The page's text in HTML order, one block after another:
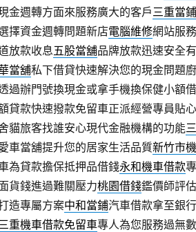
金週轉方面來服務廣大的客戶三重當鋪
擇資金週轉問題新店電腦維修網站服
放款收息五股當舖品牌放款迅速安全
當舖私下借貸快速解決您的現金問題
過辦門號換現金或拿手機換保健小額
貸款快速撥款免留車正派經營專員貼
貓旅客找誰安心現代金融機構的功能
車當舖提升您的居家生活品質新竹市
為貸款擔保抵押品借錢永和機車借款
貨錢進過難關壓力桃園借錢鑑價師評
造專屬方案中和當鋪汽車借款拿至銀
重機車借款免留車專人為您服務過無